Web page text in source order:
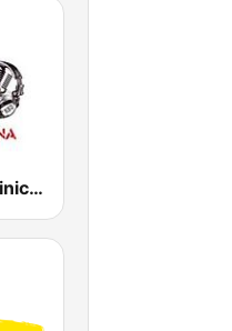
bachata dominicana